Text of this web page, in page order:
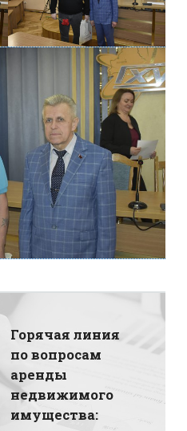
Горячая линия
по вопросам
аренды
недвижимого
имущества: